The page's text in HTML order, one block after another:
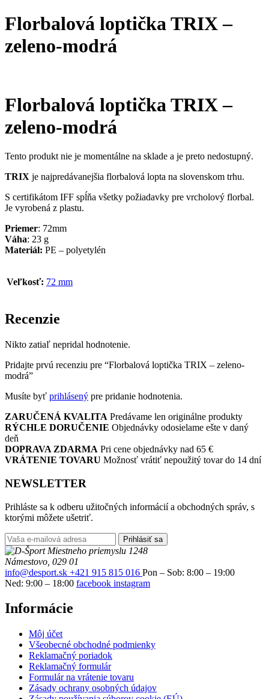
Florbalová loptička TRIX –
zeleno-modrá
Florbalová loptička TRIX –
zeleno-modrá
Tento produkt nie je momentálne na sklade a je preto nedostupný.
TRIX je najpredávanejšia florbalová lopta na slovenskom trhu.
S certifikátom IFF spĺňa všetky požiadavky pre vrcholový florbal.
Je vyrobená z plastu.
Priemer: 72mm
Váha: 23 g
Materiál: PE – polyetylén
Veľkosť: 72 mm
Recenzie
Nikto zatiaľ nepridal hodnotenie.
Pridajte prvú recenziu pre “Florbalová loptička TRIX – zeleno-
modrá”
Musíte byť prihlásený pre pridanie hodnotenia.
ZARUČENÁ KVALITA Predávame len originálne produkty
RÝCHLE DORUČENIE Objednávky odosielame ešte v daný
deň
DOPRAVA ZDARMA Pri cene objednávky nad 65 €
VRÁTENIE TOVARU Možnosť vrátiť nepoužitý tovar do 14 dní
NEWSLETTER
Prihláste sa k odberu užitočných informácií a obchodných správ, s
ktorými môžete ušetriť.
Prihlásiť sa
Miestneho priemyslu 1248
Námestovo, 029 01
info@desport.sk +421 915 815 016 Pon – Sob: 8:00 – 19:00
Ned: 9:00 – 18:00 facebook instagram
Informácie
Môj účet
Všeobecné obchodné podmienky
Reklamačný poriadok
Reklamačný formulár
Formulár na vrátenie tovaru
Zásady ochrany osobných údajov